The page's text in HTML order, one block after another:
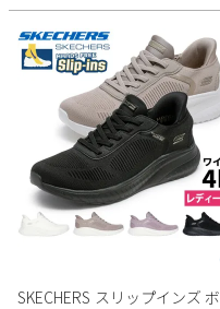
SKECHERS スリップインズ ボ